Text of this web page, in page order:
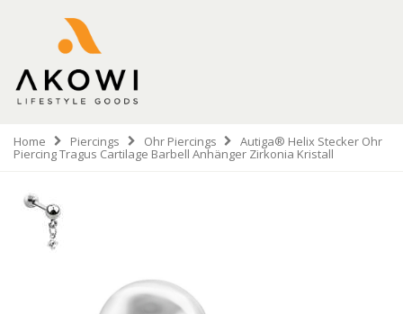
Home Piercings Ohr Piercings Autiga® Helix Stecker Ohr
Piercing Tragus Cartilage Barbell Anhänger Zirkonia Kristall